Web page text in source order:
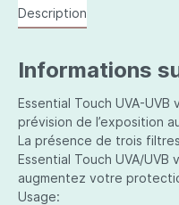
Description
Informations
Essential Touch UVA-
prévision de l’exposition
La présence de trois
Essential Touch UVA/
augmentez votre
Usage: